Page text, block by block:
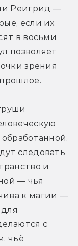
Реигрид —
если их
в восьми
позволяет
зрения
следовать
и
— чья
к магии —
с
чьё